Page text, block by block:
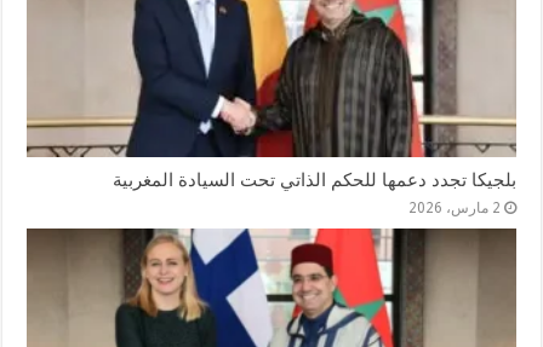
بلجيكا تجدد دعمها للحكم الذاتي تحت السيادة المغربية
2 مارس، 2026